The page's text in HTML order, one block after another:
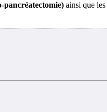
pancréatectomie) ainsi que les